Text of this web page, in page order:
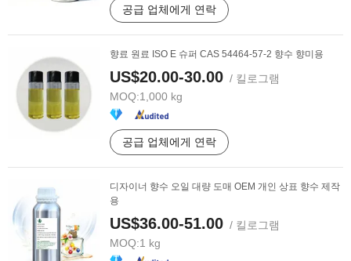
공급 업체에게 연락
향료 원료 ISO E 슈퍼 CAS 54464-57-2 향수 향미용
US$20.00-30.00 / 킬로그램
MOQ:1,000 kg
공급 업체에게 연락
디자이너 향수 오일 대량 도매 OEM 개인 상표 향수 제작
용
US$36.00-51.00 / 킬로그램
MOQ:1 kg